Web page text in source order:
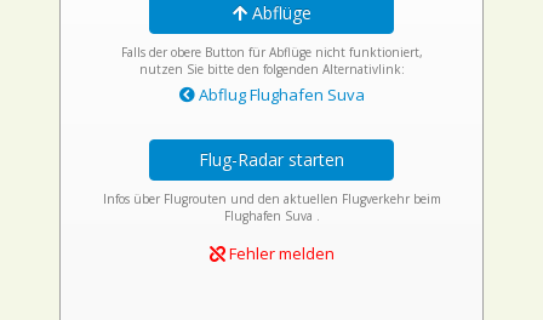
Abflüge
Falls der obere Button für Abflüge nicht funktioniert,
nutzen Sie bitte den folgenden Alternativlink:
Abflug Flughafen Suva
Flug-Radar starten
Infos über Flugrouten und den aktuellen Flugverkehr beim
Flughafen Suva .
Fehler melden